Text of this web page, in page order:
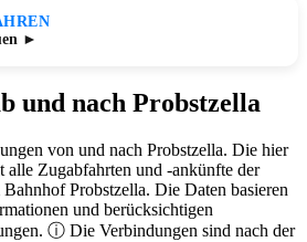
►
und nach Probstzella
von und nach Probstzella. Die hier
alle Zugabfahrten und -ankünfte der
Probstzella. Die Daten basieren
und berücksichtigen
ⓘ Die Verbindungen sind nach der